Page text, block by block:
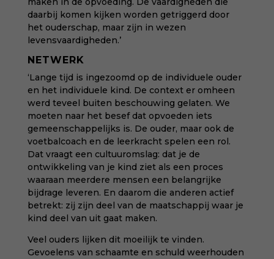
daarbij komen kijken worden getriggerd door
het ouderschap, maar zijn in wezen
levensvaardigheden.’
NETWERK
‘Lange tijd is ingezoomd op de individuele ouder
en het individuele kind. De context er omheen
werd teveel buiten beschouwing gelaten. We
moeten naar het besef dat opvoeden iets
gemeenschappelijks is. De ouder, maar ook de
voetbalcoach en de leerkracht spelen een rol.
Dat vraagt een cultuuromslag: dat je de
ontwikkeling van je kind ziet als een proces
waaraan meerdere mensen een belangrijke
bijdrage leveren. En daarom die anderen actief
betrekt: zij zijn deel van de maatschappij waar je
kind deel van uit gaat maken.
Veel ouders lijken dit moeilijk te vinden.
Gevoelens van schaamte en schuld weerhouden